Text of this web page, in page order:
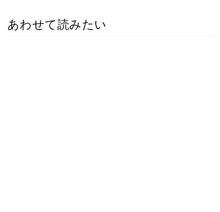
あわせて読みたい